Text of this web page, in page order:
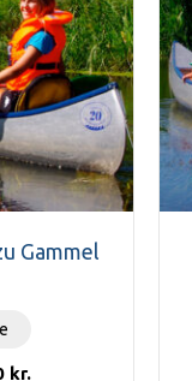
Gammel
kr.